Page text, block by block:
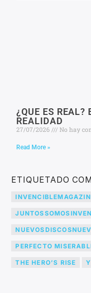
¿QUE ES REAL?
REALIDAD
27/07/2026 No hay
Read More »
ETIQUETADO
PERFECTO
THE HERO’S RISE